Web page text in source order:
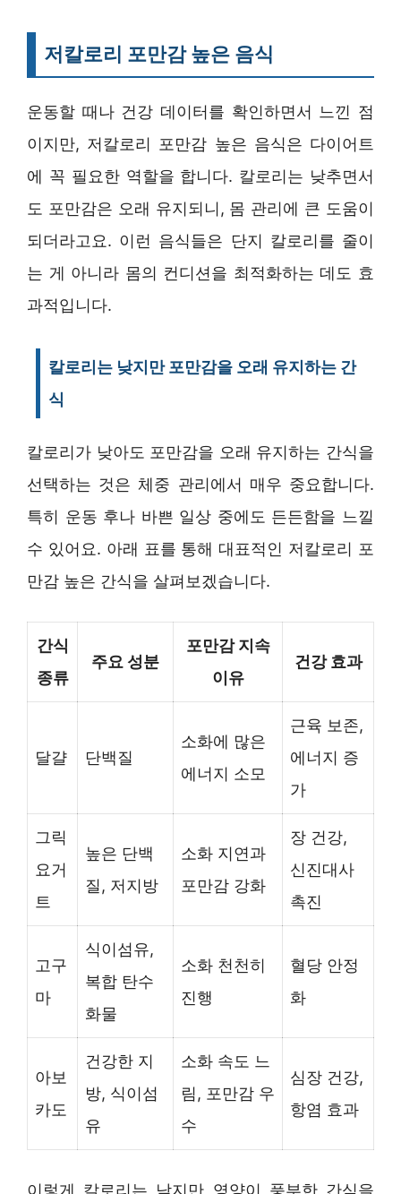
저칼로리 포만감 높은 음식
운동할 때나 건강 데이터를 확인하면서 느낀 점
이지만, 저칼로리 포만감 높은 음식은 다이어트
에 꼭 필요한 역할을 합니다. 칼로리는 낮추면서
도 포만감은 오래 유지되니, 몸 관리에 큰 도움이
되더라고요. 이런 음식들은 단지 칼로리를 줄이
는 게 아니라 몸의 컨디션을 최적화하는 데도 효
과적입니다.
칼로리는 낮지만 포만감을 오래 유지하는 간
식
칼로리가 낮아도 포만감을 오래 유지하는 간식을
선택하는 것은 체중 관리에서 매우 중요합니다.
특히 운동 후나 바쁜 일상 중에도 든든함을 느낄
수 있어요. 아래 표를 통해 대표적인 저칼로리 포
만감 높은 간식을 살펴보겠습니다.
간식
종류
주요 성분
포만감 지속
이유
건강 효과
달걀 단백질
소화에 많은
에너지 소모
근육 보존,
에너지 증
가
그릭
요거
트
높은 단백
질, 저지방
소화 지연과
포만감 강화
장 건강,
신진대사
촉진
고구
마
식이섬유,
복합 탄수
화물
소화 천천히
진행
혈당 안정
화
아보
카도
건강한 지
방, 식이섬
유
소화 속도 느
림, 포만감 우
수
심장 건강,
항염 효과
이렇게 칼로리는 낮지만 영양이 풍부한 간식을